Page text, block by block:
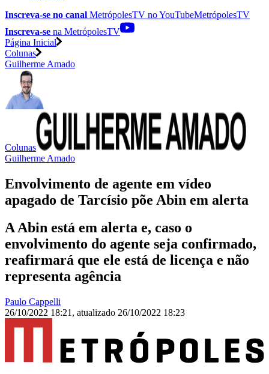
Inscreva-se no canal MetrópolesTV noYouTubeMetrópolesTV
Inscreva-se na MetrópolesTV
Página Inicial
Colunas
Guilherme Amado
Colunas
Guilherme Amado
Envolvimento de agente em vídeo
apagado de Tarcísio põe Abin em alerta
A Abin está em alerta e, caso o
envolvimento do agente seja confirmado,
reafirmará que ele está de licença e não
representa agência
Paulo Cappelli
26/10/2022 18:21 , atualizado 26/10/2022 18:23